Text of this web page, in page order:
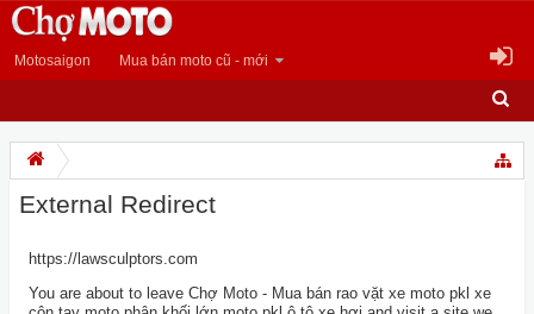
Motosaigon Mua bán moto cũ - mới
External Redirect
https://lawsculptors.com
You are about to leave Chợ Moto - Mua bán rao vặt xe moto pkl xe